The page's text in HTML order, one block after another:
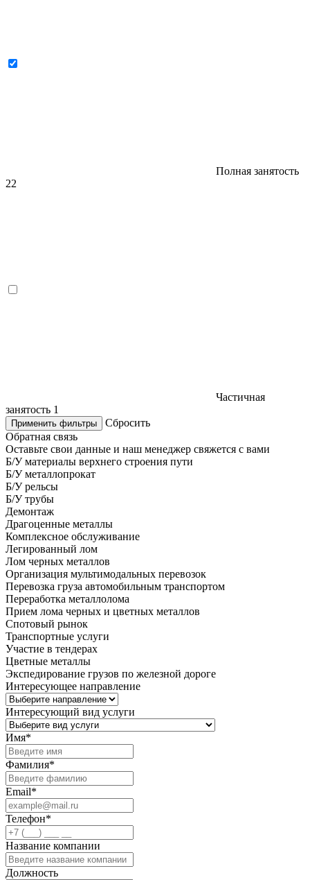
Полная занятость
22
Частичная
занятость 1
Применить фильтры
Сбросить
Обратная связь
Оставьте свои данные и наш менеджер свяжется с вами
Б/У материалы верхнего строения пути
Б/У металлопрокат
Б/У рельсы
Б/У трубы
Демонтаж
Драгоценные металлы
Комплексное обслуживание
Легированный лом
Лом черных металлов
Организация мультимодальных перевозок
Перевозка груза автомобильным транспортом
Переработка металлолома
Прием лома черных и цветных металлов
Спотовый рынок
Транспортные услуги
Участие в тендерах
Цветные металлы
Экспедирование грузов по железной дороге
Интересующее направление
Интересующий вид услуги
Имя*
Фамилия*
Email*
Телефон*
Название компании
Должность